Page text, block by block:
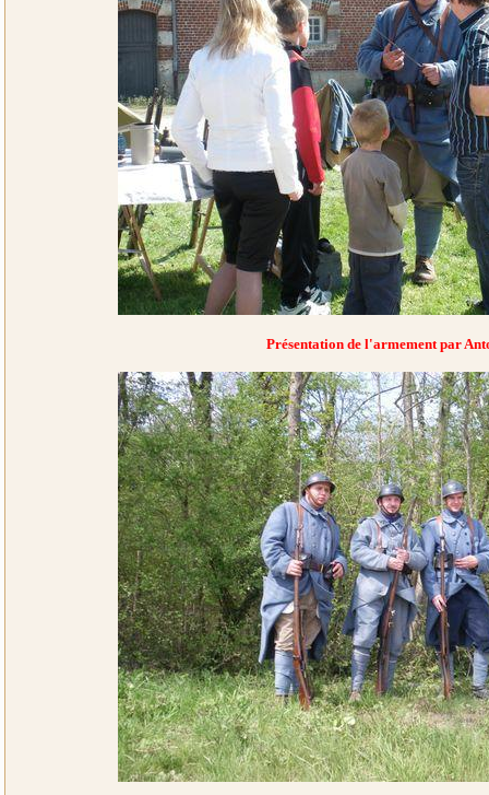
Présentation de l'armement par